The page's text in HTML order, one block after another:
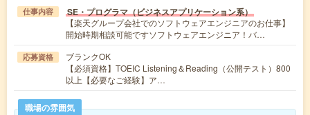
仕事内容 SE・プログラマ（ビジネスアプリケーション系）
【楽天グループ会社でのソフトウェアエンジニアのお仕事】
開始時期相談可能ですソフトウェアエンジニア！バ…
応募資格
ブランクOK
【必須資格】TOEIC Listening＆Reading（公開テスト）800
以上【必要なご経験】ア…
職場の雰囲気